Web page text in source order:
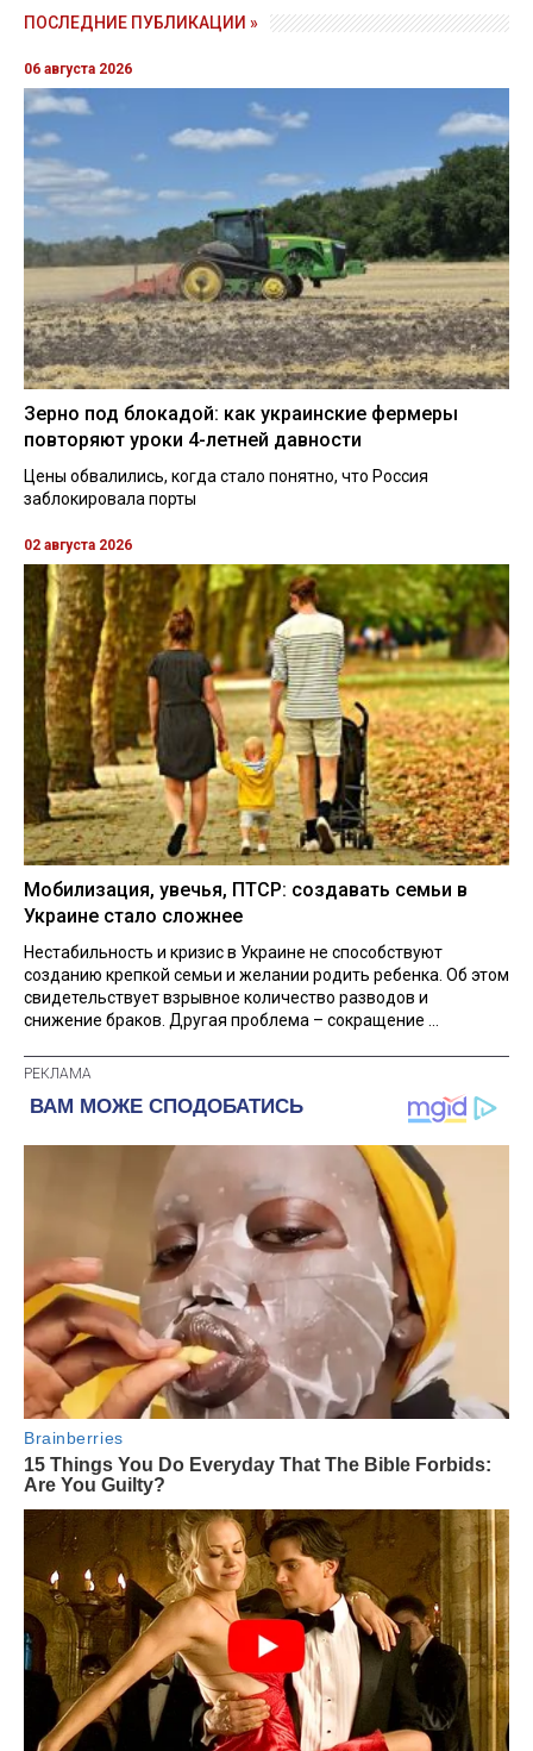
ПОСЛЕДНИЕ ПУБЛИКАЦИИ »
06 августа 2026
Зерно под блокадой: как украинские фермеры
повторяют уроки 4-летней давности
Цены обвалились, когда стало понятно, что Россия
заблокировала порты
02 августа 2026
Мобилизация, увечья, ПТСР: создавать семьи в
Украине стало сложнее
Нестабильность и кризис в Украине не способствуют
созданию крепкой семьи и желании родить ребенка. Об этом
свидетельствует взрывное количество разводов и
снижение браков. Другая проблема – сокращение ...